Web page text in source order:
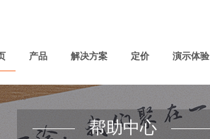
产品 解决方案 定价 演示体验
帮助中心